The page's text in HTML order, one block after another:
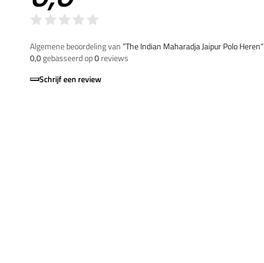
Algemene beoordeling van”The Indian Maharadja Jaipur Polo Heren“
0,0gebasseerd op0reviews
Schrijf een review